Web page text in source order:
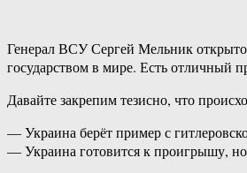
Генерал ВСУ Сергей Мельник
государством в мире. Есть отличный
Давайте закрепим тезисно, что
— Украина берёт пример с
— Украина готовится к проигрышу,